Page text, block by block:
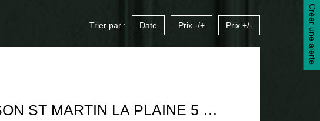
Créer une alerte
Trier par : Date Prix -/+ Prix +/-
MAISON ST MARTIN LA PLAINE 5 PIÈCE(S) 100 M2